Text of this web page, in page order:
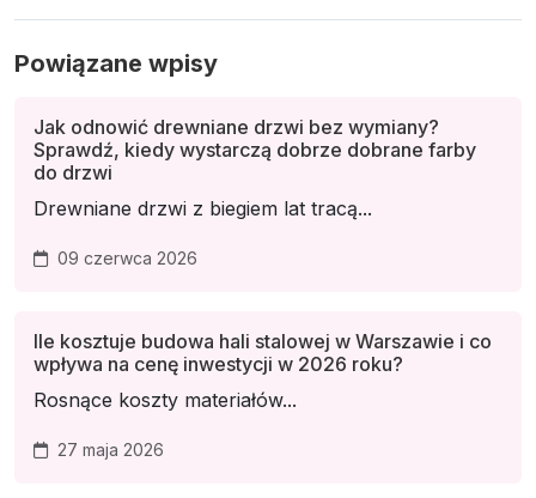
Powiązane wpisy
Jak odnowić drewniane drzwi bez wymiany?
Sprawdź, kiedy wystarczą dobrze dobrane farby
do drzwi
Drewniane drzwi z biegiem lat tracą...
09 czerwca 2026
Ile kosztuje budowa hali stalowej w Warszawie i co
wpływa na cenę inwestycji w 2026 roku?
Rosnące koszty materiałów...
27 maja 2026